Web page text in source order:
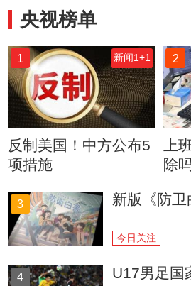
央视榜单
1 新闻1+1
反制美国！中方公布5
项措施
2
上
除
3 新版《防
今日关注
4 U17男足国